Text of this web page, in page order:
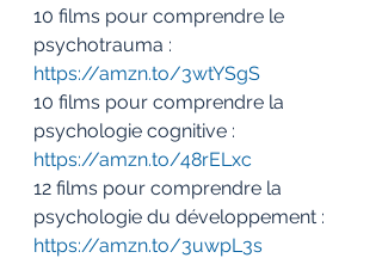
10 films pour comprendre le
psychotrauma :
https://amzn.to/3wtYSgS
10 films pour comprendre la
psychologie cognitive :
https://amzn.to/48rELxc
12 films pour comprendre la
psychologie du développement :
https://amzn.to/3uwpL3s